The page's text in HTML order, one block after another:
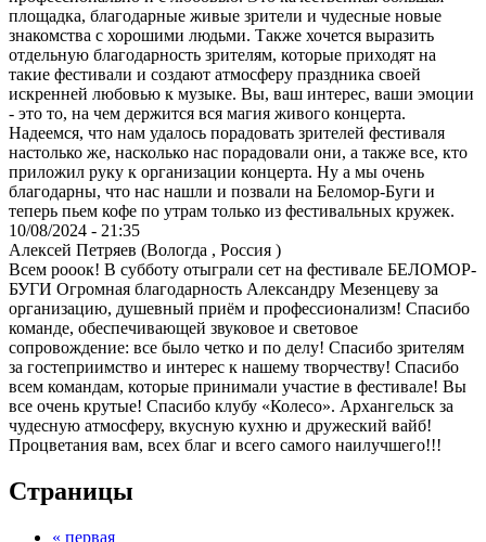
площадка, благодарные живые зрители и чудесные новые
знакомства с хорошими людьми. Также хочется выразить
отдельную благодарность зрителям, которые приходят на
такие фестивали и создают атмосферу праздника своей
искренней любовью к музыке. Вы, ваш интерес, ваши эмоции
- это то, на чем держится вся магия живого концерта.
Надеемся, что нам удалось порадовать зрителей фестиваля
настолько же, насколько нас порадовали они, а также все, кто
приложил руку к организации концерта. Ну а мы очень
благодарны, что нас нашли и позвали на Беломор-Буги и
теперь пьем кофе по утрам только из фестивальных кружек.
10/08/2024 - 21:35
Алексей Петряев (Вологда , Россия )
Всем рооок! В субботу отыграли сет на фестивале БЕЛОМОР-
БУГИ Огромная благодарность Александру Мезенцеву за
организацию, душевный приём и профессионализм! Спасибо
команде, обеспечивающей звуковое и световое
сопровождение: все было четко и по делу! Спасибо зрителям
за гостеприимство и интерес к нашему творчеству! Спасибо
всем командам, которые принимали участие в фестивале! Вы
все очень крутые! Спасибо клубу «Колесо». Архангельск за
чудесную атмосферу, вкусную кухню и дружеский вайб!
Процветания вам, всех благ и всего самого наилучшего!!!
Страницы
« первая